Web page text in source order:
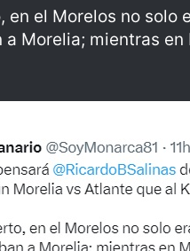
en el Morelos no solo
a Morelia; mientras